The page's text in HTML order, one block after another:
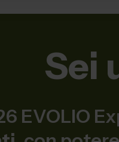
Sei
EVOLIO